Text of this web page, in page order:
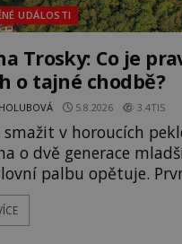
UDÁLOSTI
Trosky: Co je
o tajné chodbě?
5.8.2026 3.4TIS
smažit v horoucích
o dvě generace
palbu opětuje.
přesvědčená
na jedné z věží